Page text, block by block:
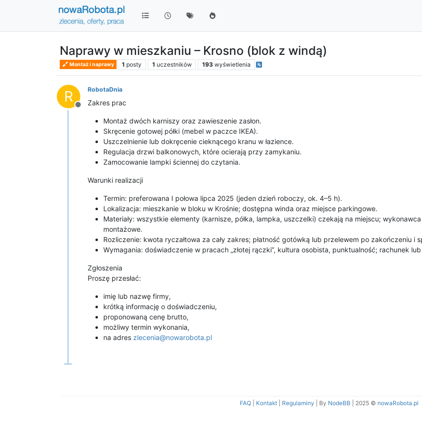
Naprawy w mieszkaniu – Krosno (blok z windą)
Montaż i naprawy 1 posty 1 uczestników 193 wyświetlenia
R
Niedostępny
RobotaDnia
Zakres prac
Montaż dwóch karniszy oraz zawieszenie zasłon.
Skręcenie gotowej półki (mebel w paczce IKEA).
Uszczelnienie lub dokręcenie cieknącego kranu w łazience.
Regulacja drzwi balkonowych, które ocierają przy zamykaniu.
Zamocowanie lampki ściennej do czytania.
Warunki realizacji
Termin: preferowana I połowa lipca 2025 (jeden dzień roboczy, ok. 4–5 h).
Lokalizacja: mieszkanie w bloku w Krośnie; dostępna winda oraz miejsce parkingowe.
Materiały: wszystkie elementy (karnisze, półka, lampka, uszczelki) czekają na miejscu;
montażowe.
Rozliczenie: kwota ryczałtowa za cały zakres; płatność gotówką lub przelewem po zakończeniu i
Wymagania: doświadczenie w pracach „złotej rączki”, kultura osobista, punktualność; rachunek
Zgłoszenia
Proszę przesłać:
imię lub nazwę firmy,
krótką informację o doświadczeniu,
proponowaną cenę brutto,
możliwy termin wykonania,
na adres zlecenia@nowarobota.pl
FAQ| Kontakt| Regulaminy | By NodeBB 2025 © nowaRobota.pl